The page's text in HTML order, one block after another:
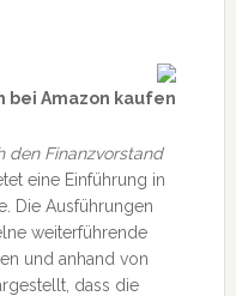
bei Amazon kaufen
den Finanzvorstand
eine Einführung in
Die Ausführungen
weiterführende
und anhand von
dass die